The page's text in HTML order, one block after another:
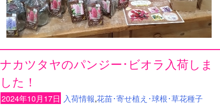
ナカツタヤのパンジー･ビオラ入荷しま
した！
2024年10月17日 入荷情報,花苗･寄せ植え･球根･草花種子